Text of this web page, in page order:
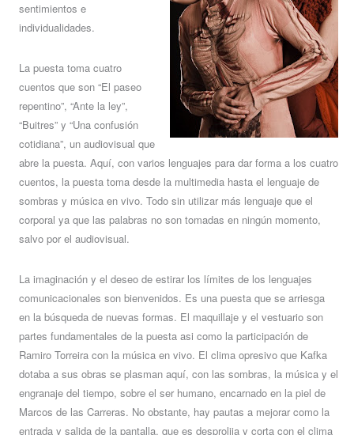
sentimientos e
individualidades.
La puesta toma cuatro
cuentos que son “El paseo
repentino”, “Ante la ley”,
“Buitres” y “Una confusión
cotidiana”, un audiovisual que
abre la puesta. Aquí, con varios lenguajes para dar forma a los cuatro
cuentos, la puesta toma desde la multimedia hasta el lenguaje de
sombras y música en vivo. Todo sin utilizar más lenguaje que el
corporal ya que las palabras no son tomadas en ningún momento,
salvo por el audiovisual.
La imaginación y el deseo de estirar los límites de los lenguajes
comunicacionales son bienvenidos. Es una puesta que se arriesga
en la búsqueda de nuevas formas. El maquillaje y el vestuario son
partes fundamentales de la puesta asi como la participación de
Ramiro Torreira con la música en vivo. El clima opresivo que Kafka
dotaba a sus obras se plasman aquí, con las sombras, la música y el
engranaje del tiempo, sobre el ser humano, encarnado en la piel de
Marcos de las Carreras. No obstante, hay pautas a mejorar como la
entrada y salida de la pantalla, que es desprolija y corta con el clima